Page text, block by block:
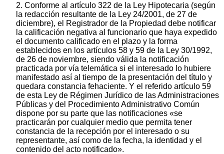
2. Conforme al artículo 322 de la Ley Hipotecaria (según
la redacción resultante de la Ley 24/2001, de 27 de
diciembre), el Registrador de la Propiedad debe notificar
la calificación negativa al funcionario que haya expedido
el documento calificado en el plazo y la forma
establecidos en los artículos 58 y 59 de la Ley 30/1992,
de 26 de noviembre, siendo válida la notificación
practicada por vía telemática si el interesado lo hubiere
manifestado así al tiempo de la presentación del título y
quedara constancia fehaciente. Y el referido artículo 59
de esta Ley de Régimen Jurídico de las Administraciones
Públicas y del Procedimiento Administrativo Común
dispone por su parte que las notificaciones «se
practicarán por cualquier medio que permita tener
constancia de la recepción por el interesado o su
representante, así como de la fecha, la identidad y el
contenido del acto notificado».